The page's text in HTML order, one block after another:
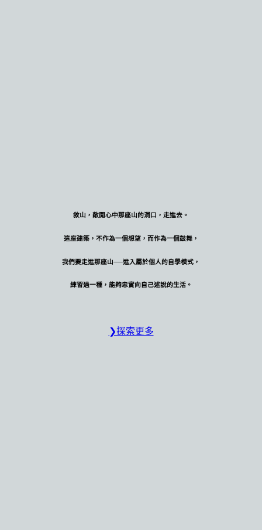
敘山，敞開心中那座山的洞口，走進去。
這座建築，不作為一個想望，而作為一個鼓舞，
我們要走進那座山──進入屬於個人的自學模式，
練習過一種，能夠忠實向自己述說的生活。
❯探索更多